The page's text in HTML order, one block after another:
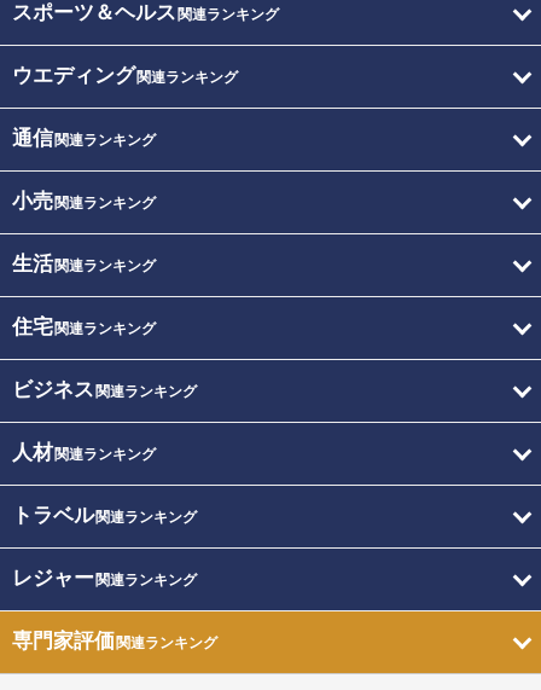
スポーツ＆ヘルス 関連ランキング
ウエディング関連ランキング
通信関連ランキング
小売関連ランキング
生活関連ランキング
住宅関連ランキング
ビジネス 関連ランキング
人材関連ランキング
トラベル関連ランキング
レジャー関連ランキング
専門家評価関連ランキング